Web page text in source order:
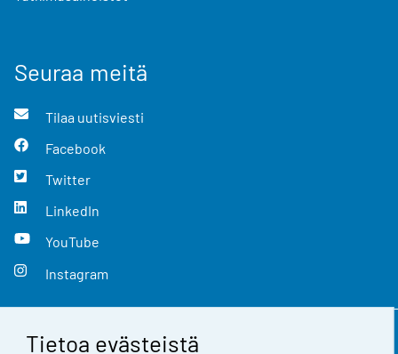
Tietoa evästeistä
Seuraa meitä
Tilaa uutisviesti
Facebook
Twitter
LinkedIn
YouTube
Instagram
Yhteystiedot